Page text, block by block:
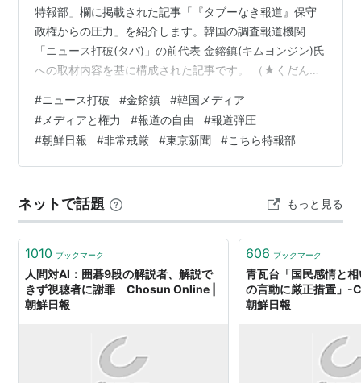
特報部」欄に掲載された記事「『タブーなき報道』保守
政権からの圧力」を紹介します。韓国の調査報道機関
「ニュース打破(タパ)」の前代表 金鎔鎮(キムヨンジン)氏
への取材内容を基に構成された記事です。 （★くだんの
イトルや表示方法が異なっています。無料サイトである
前者には原文の一部しか掲載されていないため、ここで
は後者から全文を引用します。★文中の大きな段落分け
と太字化はブログ管理人によります。） copy------------
#ニュース打破 #金鎔鎮 #韓国メディア
# メディアと権力 #報道の自由 #報道弾圧
#朝鮮日報 #非常戒厳 #東京新聞 #こちら特報部
ネットで話題 もっと見る
1010 ブックマーク
人間対AI：囲碁9段の解説者、解説で
きず視聴者に謝罪 Chosun Online |
朝鮮日報
606 ブックマーク
青瓦台「国民感情と
の言動に厳正措置」
朝鮮日報